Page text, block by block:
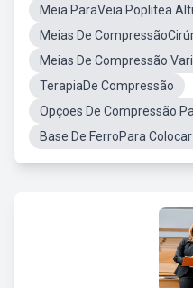
Meia ParaVeia Poplitea
Meias De
Meias De Compressão
TerapiaDe Compressão
Opçoes De Compressão
Base De FerroPara